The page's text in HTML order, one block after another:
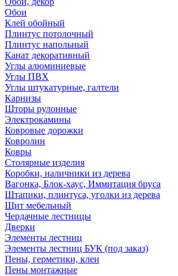
Обои
Клей обойный
Плинтус потолочный
Плинтус напольный
Канат декоративный
Углы алюминиевые
Углы ПВХ
Углы штукатурные, галтели
Карнизы
Шторы рулонные
Электрокамины
Ковровые дорожки
Ковролин
Ковры
Столярные изделия
Коробки, наличники из дерева
Вагонка, Блок-хаус, Иммитация бруса
Штапики, плинтуса, уголки из дерева
Щит мебельный
Чердачные лестницы
Дверки
Элементы лестниц
Элементы лестниц БУК (под заказ)
Пены, герметики, клеи
Пены монтажные